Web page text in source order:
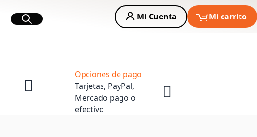
Buscar
Mi Cuenta Mi carrito
Opciones de pago
Tarjetas, PayPal,
Mercado pago o
efectivo